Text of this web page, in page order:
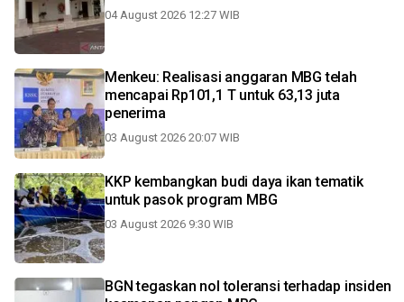
04 August 2026 12:27 WIB
Menkeu: Realisasi anggaran MBG telah
mencapai Rp101,1 T untuk 63,13 juta
penerima
03 August 2026 20:07 WIB
KKP kembangkan budi daya ikan tematik
untuk pasok program MBG
03 August 2026 9:30 WIB
BGN tegaskan nol toleransi terhadap insiden